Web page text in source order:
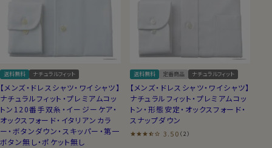
送料無料 ナチュラルフィット
【メンズ・ドレスシャツ・ワイシャツ】
ナチュラルフィット・プレミアムコッ
トン120番手双糸・イージーケア・
オックスフォード・イタリアンカラ
ー・ボタンダウン・スキッパー・第一
ボタン無し・ポケット無し
送料無料 定番商品 ナチュラルフィット
【メンズ・ドレスシャツ・ワイシャツ】
ナチュラルフィット・プレミアムコッ
トン・形態安定・オックスフォード・
スナップダウン
3.50 （2）